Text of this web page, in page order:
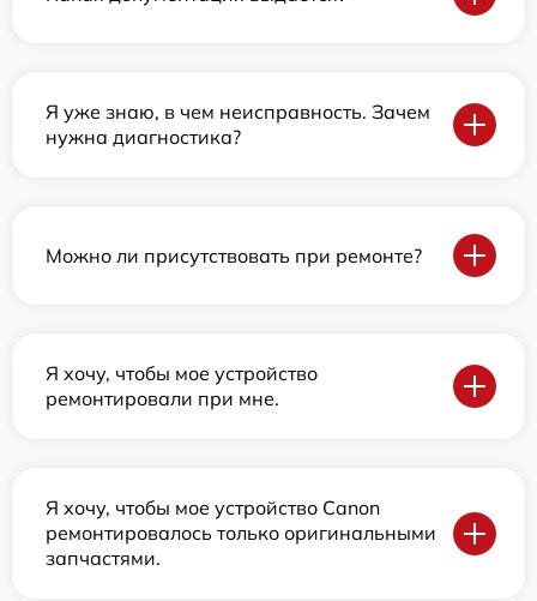
Я уже знаю, в чем неисправность. Зачем
нужна диагностика?
Можно ли присутствовать при ремонте?
Я хочу, чтобы мое устройство
ремонтировали при мне.
Я хочу, чтобы мое устройство Canon
ремонтировалось только оригинальными
запчастями.